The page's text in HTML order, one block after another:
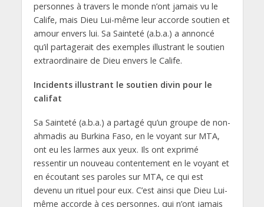
personnes à travers le monde n’ont jamais vu le
Calife, mais Dieu Lui-même leur accorde soutien et
amour envers lui. Sa Sainteté (a.b.a.) a annoncé
qu’il partagerait des exemples illustrant le soutien
extraordinaire de Dieu envers le Calife.
Incidents illustrant le soutien divin pour le
califat
Sa Sainteté (a.b.a.) a partagé qu’un groupe de non-
ahmadis au Burkina Faso, en le voyant sur MTA,
ont eu les larmes aux yeux. Ils ont exprimé
ressentir un nouveau contentement en le voyant et
en écoutant ses paroles sur MTA, ce qui est
devenu un rituel pour eux. C’est ainsi que Dieu Lui-
même accorde à ces personnes, qui n’ont jamais